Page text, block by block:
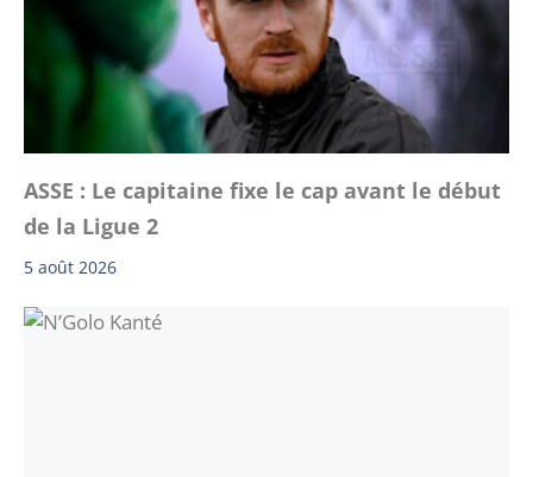
ASSE : Le capitaine fixe le cap avant le début
de la Ligue 2
5 août 2026